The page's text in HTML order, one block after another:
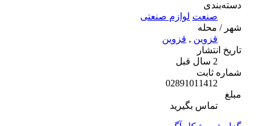
دسته‌بندی
صنعت لوازم صنعتی
شهر / محله
قزوین, قزوین
تاریخ انتشار
شماره ثابت
02891011412
تماس بگیرید